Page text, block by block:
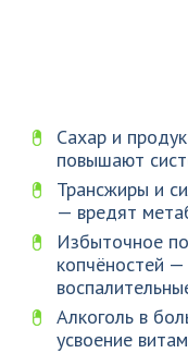
Сахар и
повышают
Трансжиры и
— вредят
Избыточное
копчёностей
Алкоголь в
усвоение